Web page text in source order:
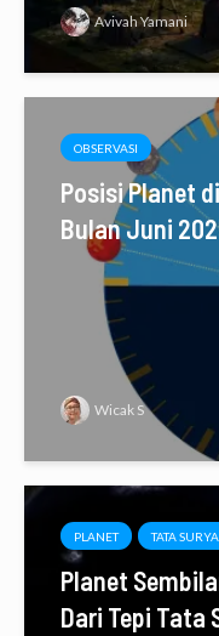
Avivah Yamani
OBSERVASI
Posisi Planet
Bulan Juni
Wicak S
PLANET TATA SURYA
Planet
Dari Tepi Tata